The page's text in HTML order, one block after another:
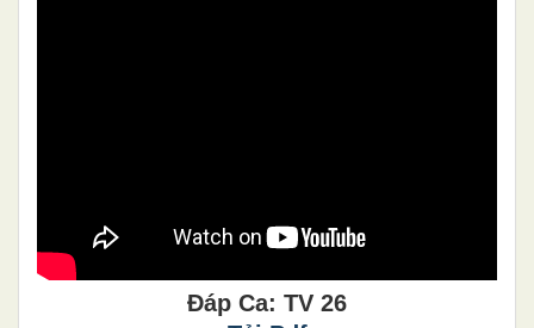
Đáp Ca: TV 26